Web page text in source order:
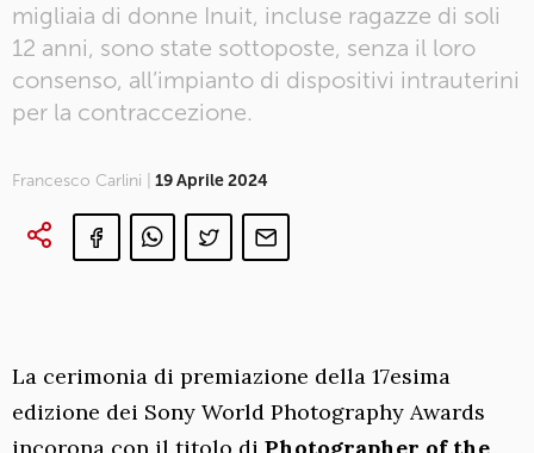
migliaia di donne Inuit, incluse ragazze di soli
12 anni, sono state sottoposte, senza il loro
consenso, all’impianto di dispositivi intrauterini
per la contraccezione.
Francesco Carlini | 19 Aprile 2024
La cerimonia di premiazione della 17esima
edizione dei Sony World Photography Awards